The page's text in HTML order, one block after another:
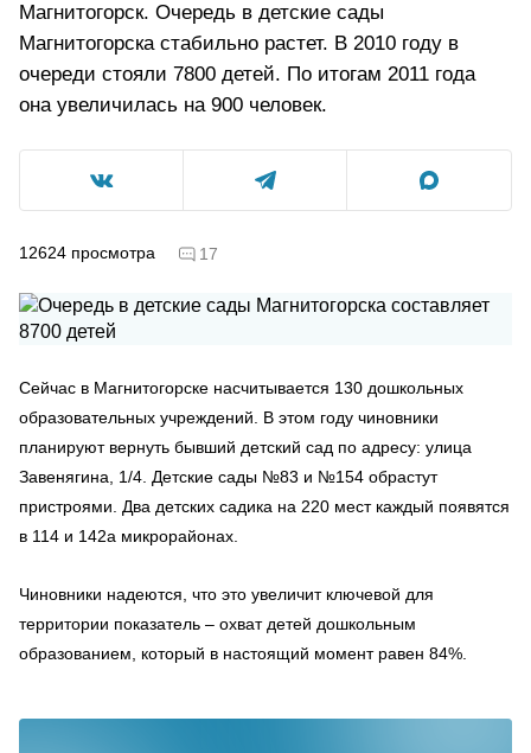
Магнитогорск. Очередь в детские сады
Магнитогорска стабильно растет. В 2010 году в
очереди стояли 7800 детей. По итогам 2011 года
она увеличилась на 900 человек.
12624 просмотра 17
Сейчас в Магнитогорске насчитывается 130 дошкольных
образовательных учреждений. В этом году чиновники
планируют вернуть бывший детский сад по адресу: улица
Завенягина, 1/4. Детские сады №83 и №154 обрастут
пристроями. Два детских садика на 220 мест каждый появятся
в 114 и 142а микрорайонах.
Чиновники надеются, что это увеличит ключевой для
территории показатель – охват детей дошкольным
образованием, который в настоящий момент равен 84%.